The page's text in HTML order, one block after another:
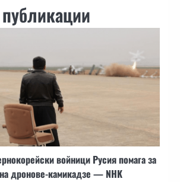
войници Русия помага за
дронове-камикадзе — NHK